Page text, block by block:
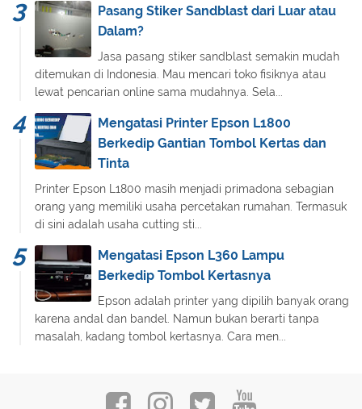
Pasang Stiker Sandblast dari Luar atau
Dalam?
Jasa pasang stiker sandblast semakin mudah
ditemukan di Indonesia. Mau mencari toko fisiknya atau
lewat pencarian online sama mudahnya. Sela...
Mengatasi Printer Epson L1800
Berkedip Gantian Tombol Kertas dan
Tinta
Printer Epson L1800 masih menjadi primadona sebagian
orang yang memiliki usaha percetakan rumahan. Termasuk
di sini adalah usaha cutting sti...
Mengatasi Epson L360 Lampu
Berkedip Tombol Kertasnya
Epson adalah printer yang dipilih banyak orang
karena andal dan bandel. Namun bukan berarti tanpa
masalah, kadang tombol kertasnya. Cara men...